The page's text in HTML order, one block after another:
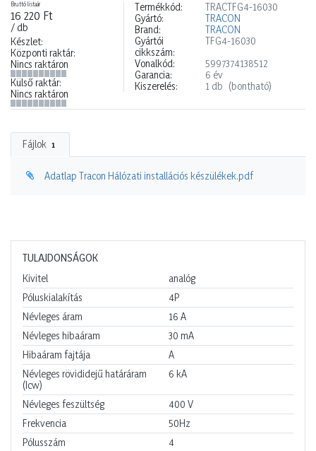
Bruttó listaár
16 220 Ft
/ db
Készlet:
Központi raktár:
Nincs raktáron
Külső raktár:
Nincs raktáron
Termékkód:
TRACTFG4-16030
Gyártó:
TRACON
Brand:
TRACON
Gyártói
cikkszám:
TFG4-16030
Vonalkód:
5997374138512
Garancia:
6 év
Kiszerelés:
1 db (bontható)
Fájlok 1
Adatlap Tracon Hálózati installációs készülékek.pdf
TULAJDONSÁGOK
Kivitel
analóg
Póluskialakítás
4P
Névleges áram
16 A
Névleges hibaáram
30 mA
Hibaáram fajtája
A
Névleges rövididejű határáram
(Icw)
6 kA
Névleges feszültség 400 V
Frekvencia
50Hz
Pólusszám
4